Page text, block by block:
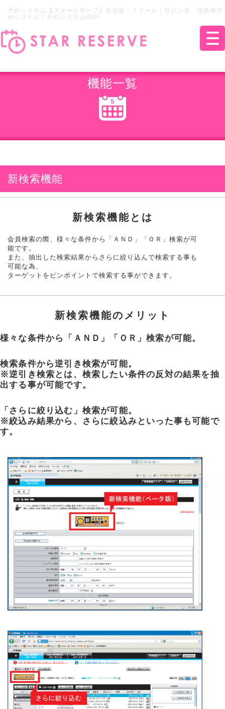
予約システム【スターリザーブ】美容室｜スクール｜サロン等、他業種予
約システム｜予約システムASP
機能一覧
新検索機能
新検索機能とは
会員検索の際、様々な条件から「ＡＮＤ」「ＯＲ」検索が可
能です。
また、抽出した検索結果からさらに絞り込んで検索する事も
可能な為、
ターゲットをピンポイントで検索する事ができます。
新検索機能のメリット
様々な条件から「ＡＮＤ」「ＯＲ」検索が可能。
検索条件から逆引き検索が可能。
※逆引き検索とは、検索したい条件の反対の結果を抽
出する事が可能です。
「さらに絞り込む」検索が可能。
※絞込み結果から、さらに絞込みといった事も可能で
す。